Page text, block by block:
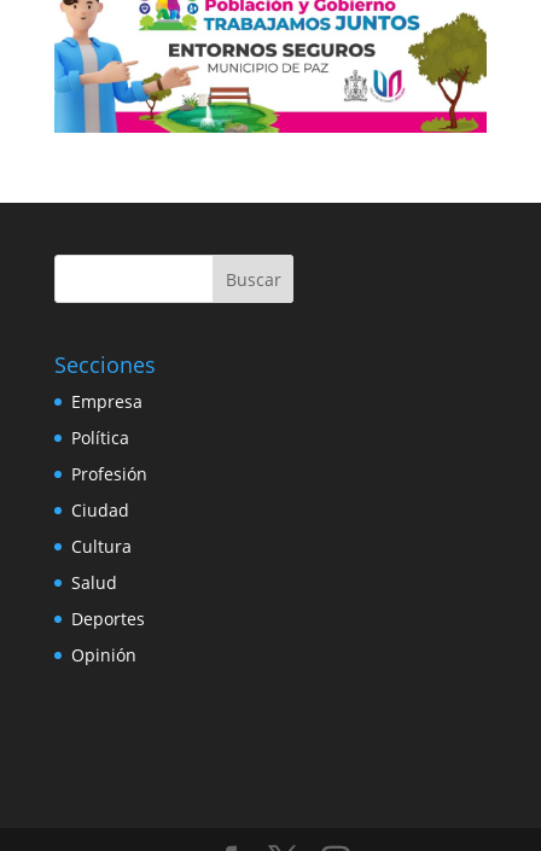
Buscar
Secciones
Empresa
Política
Profesión
Ciudad
Cultura
Salud
Deportes
Opinión